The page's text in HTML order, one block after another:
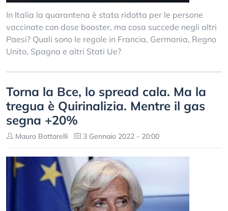
In Italia la quarantena è stata ridotta per le persone
vaccinate con dose booster, ma cosa succede negli altri
Paesi? Quali sono le regole in Francia, Germania, Regno
Unito, Spagna e altri Stati Ue?
Torna la Bce, lo spread cala. Ma la
tregua è Quirinalizia. Mentre il gas
segna +20%
Mauro Bottarelli 3 Gennaio 2022 - 20:00